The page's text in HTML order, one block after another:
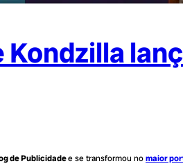
Kondzilla
de Publicidadee se transformou nomaior